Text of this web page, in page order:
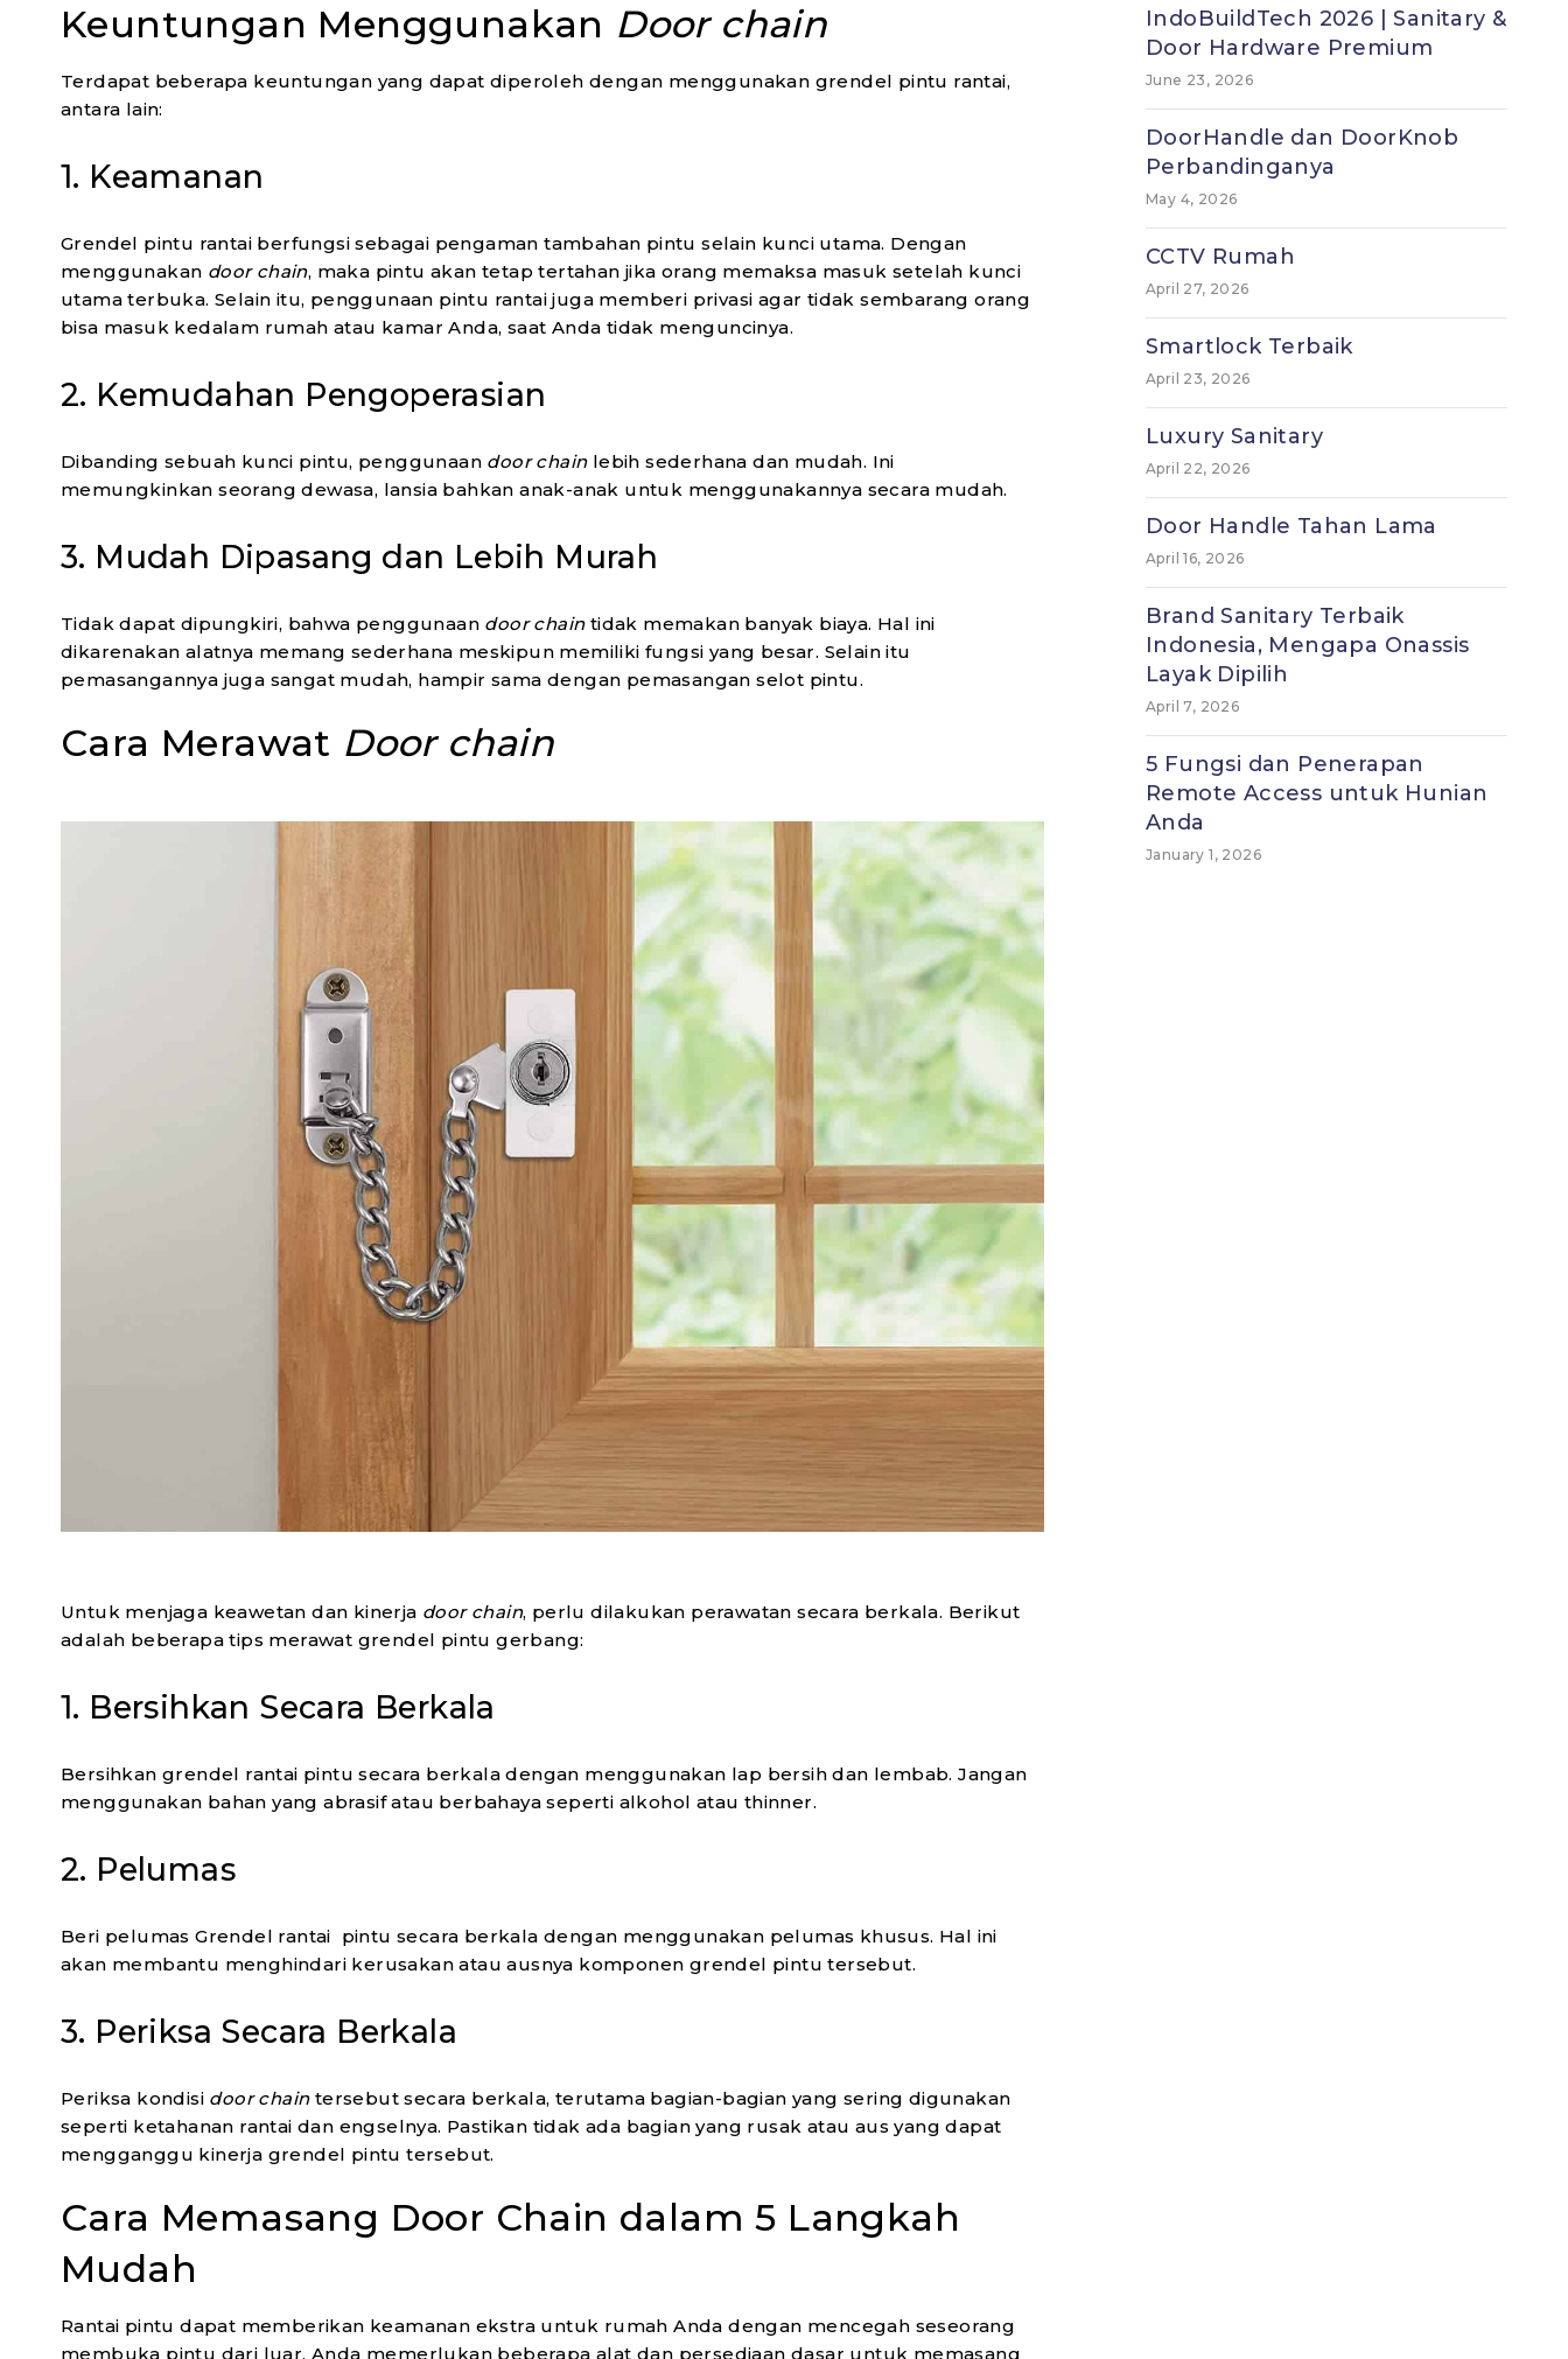
Keuntungan Menggunakan Door chain
Terdapat beberapa keuntungan yang dapat diperoleh dengan menggunakan grendel pintu rantai,
antara lain:
1. Keamanan
Grendel pintu rantai berfungsi sebagai pengaman tambahan pintu selain kunci utama. Dengan
menggunakan door chain, maka pintu akan tetap tertahan jika orang memaksa masuk setelah kunci
utama terbuka. Selain itu, penggunaan pintu rantai juga memberi privasi agar tidak sembarang orang
bisa masuk kedalam rumah atau kamar Anda, saat Anda tidak menguncinya.
2. Kemudahan Pengoperasian
Dibanding sebuah kunci pintu, penggunaan door chainlebih sederhana dan mudah. Ini
memungkinkan seorang dewasa, lansia bahkan anak-anak untuk menggunakannya secara mudah.
3. Mudah Dipasang dan Lebih Murah
Tidak dapat dipungkiri, bahwa penggunaan door chaintidak memakan banyak biaya. Hal ini
dikarenakan alatnya memang sederhana meskipun memiliki fungsi yang besar. Selain itu
pemasangannya juga sangat mudah, hampir sama dengan pemasangan selot pintu.
Cara Merawat Door chain
Untuk menjaga keawetan dan kinerja door chain, perlu dilakukan perawatan secara berkala. Berikut
adalah beberapa tips merawat grendel pintu gerbang:
1. Bersihkan Secara Berkala
Bersihkan grendel rantai pintu secara berkala dengan menggunakan lap bersih dan lembab. Jangan
menggunakan bahan yang abrasif atau berbahaya seperti alkohol atau thinner.
2. Pelumas
Beri pelumas Grendel rantai pintu secara berkala dengan menggunakan pelumas khusus. Hal ini
akan membantu menghindari kerusakan atau ausnya komponen grendel pintu tersebut.
3. Periksa Secara Berkala
Periksa kondisi door chaintersebut secara berkala, terutama bagian-bagian yang sering digunakan
seperti ketahanan rantai dan engselnya. Pastikan tidak ada bagian yang rusak atau aus yang dapat
mengganggu kinerja grendel pintu tersebut.
Cara Memasang Door Chain dalam 5 Langkah
Mudah
Rantai pintu dapat memberikan keamanan ekstra untuk rumah Anda dengan mencegah seseorang
membuka pintu dari luar. Anda memerlukan beberapa alat dan persediaan dasar untuk memasang
IndoBuildTech 2026 | Sanitary &
Door Hardware Premium
June 23, 2026
DoorHandle dan DoorKnob
Perbandinganya
May 4, 2026
CCTV Rumah
April 27, 2026
Smartlock Terbaik
April 23, 2026
Luxury Sanitary
April 22, 2026
Door Handle Tahan Lama
April 16, 2026
Brand Sanitary Terbaik
Indonesia, Mengapa Onassis
Layak Dipilih
April 7, 2026
5 Fungsi dan Penerapan
Remote Access untuk Hunian
Anda
January 1, 2026